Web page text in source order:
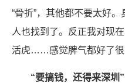
“骨折”，其他都不要太好
人也找到了。反正我对现
活虎……感觉脾气都好了很
“要搞钱，还得来深圳”